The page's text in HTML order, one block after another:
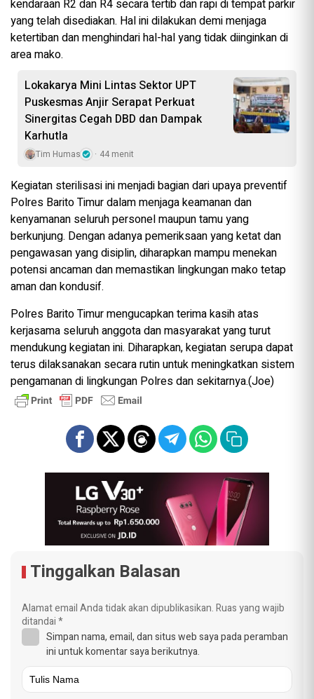
kendaraan R2 dan R4 secara tertib dan rapi di tempat parkir
yang telah disediakan. Hal ini dilakukan demi menjaga
ketertiban dan menghindari hal-hal yang tidak diinginkan di
area mako.
Lokakarya Mini Lintas Sektor UPT
Puskesmas Anjir Serapat Perkuat
Sinergitas Cegah DBD dan Dampak
Karhutla
Tim Humas 44 menit
Kegiatan sterilisasi ini menjadi bagian dari upaya preventif
Polres Barito Timur dalam menjaga keamanan dan
kenyamanan seluruh personel maupun tamu yang
berkunjung. Dengan adanya pemeriksaan yang ketat dan
pengawasan yang disiplin, diharapkan mampu menekan
potensi ancaman dan memastikan lingkungan mako tetap
aman dan kondusif.
Polres Barito Timur mengucapkan terima kasih atas
kerjasama seluruh anggota dan masyarakat yang turut
mendukung kegiatan ini. Diharapkan, kegiatan serupa dapat
terus dilaksanakan secara rutin untuk meningkatkan sistem
pengamanan di lingkungan Polres dan sekitarnya.(Joe)
Tinggalkan Balasan
Alamat email Anda tidak akan dipublikasikan.Ruas yang wajib
ditandai*
Simpan nama, email, dan situs web saya pada peramban
ini untuk komentar saya berikutnya.